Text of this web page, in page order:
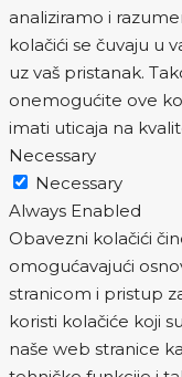
analiziramo i
kolačići se čuvaju u
uz vaš pristanak.
onemogućite ove
imati uticaja na
Necessary
Necessary
Always Enabled
Obavezni kolačići
omogućavajući
stranicom i pristup
koristi kolačiće koji
naše web stranice